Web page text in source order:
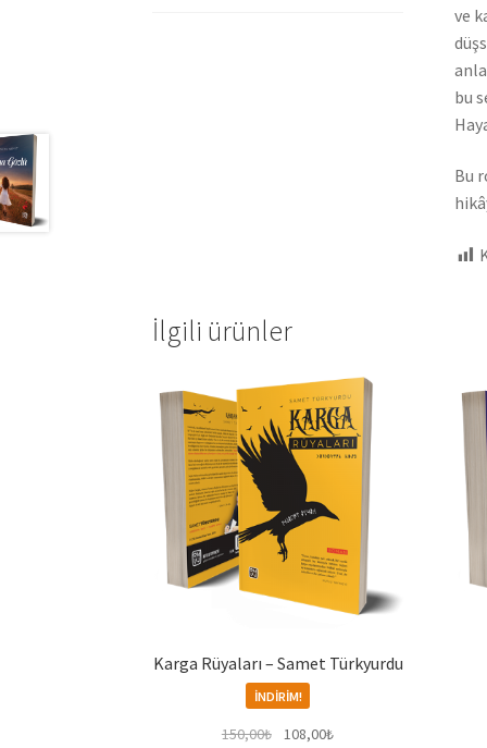
ve
bu
Bu
İlgili ürünler
Karga Rüyaları – Samet Türkyurdu
İNDIRIM!
150,00₺
Orijinal
108,00₺Şu